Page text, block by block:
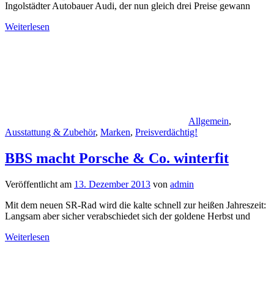
Ingolstädter Autobauer Audi, der nun gleich drei Preise gewann
Weiterlesen
Allgemein,
Ausstattung & Zubehör, Marken, Preisverdächtig!
BBS macht Porsche & Co. winterfit
Veröffentlicht am 13. Dezember 2013 von admin
Mit dem neuen SR-Rad wird die kalte schnell zur heißen Jahreszeit:
Langsam aber sicher verabschiedet sich der goldene Herbst und
Weiterlesen